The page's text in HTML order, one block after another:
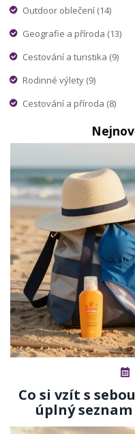
Outdoor oblečení (14)
Geografie a příroda (13)
Cestování a turistika (9)
Rodinné výlety (9)
Cestování a příroda (8)
Co si vzít s
úplný